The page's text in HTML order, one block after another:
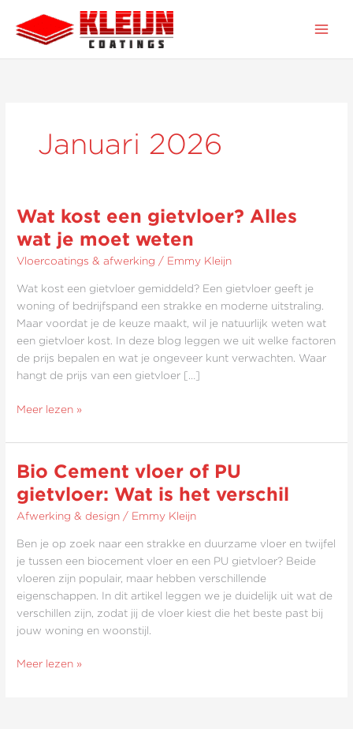
naar
inhoud
Januari 2026
Wat kost een gietvloer? Alles
wat je moet weten
Vloercoatings & afwerking / Emmy Kleijn
Wat kost een gietvloer gemiddeld? Een gietvloer geeft je
woning of bedrijfspand een strakke en moderne uitstraling.
Maar voordat je de keuze maakt, wil je natuurlijk weten wat
een gietvloer kost. In deze blog leggen we uit welke factoren
de prijs bepalen en wat je ongeveer kunt verwachten. Waar
hangt de prijs van een gietvloer […]
Wat
een
gietvloer?
Meer lezen »
Bio Cement vloer of PU
gietvloer: Wat is het verschil
Afwerking & design / Emmy Kleijn
Ben je op zoek naar een strakke en duurzame vloer en twijfel
je tussen een biocement vloer en een PU gietvloer? Beide
vloeren zijn populair, maar hebben verschillende
eigenschappen. In dit artikel leggen we je duidelijk uit wat de
verschillen zijn, zodat jij de vloer kiest die het beste past bij
jouw woning en woonstijl.
Bio
Cement
vloer
of
Meer lezen »